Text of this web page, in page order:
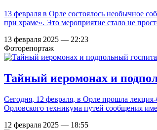
13 февраля в Орле состоялось необычное
при храме». Это мероприятие стало не
13 февраля 2025 — 22:23
Фоторепортаж
Тайный иеромонах и
Сегодня, 12 февраля, в Орле прошла лекция-
Орловского техникума путей сообщения
12 февраля 2025 — 18:55